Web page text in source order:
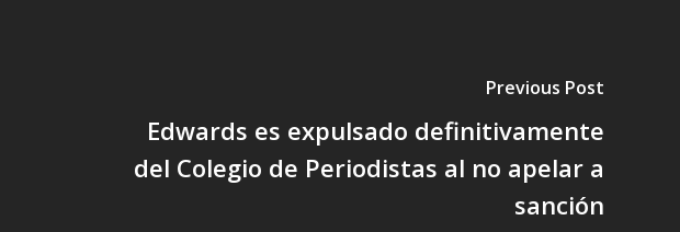
Previous Post
Edwards es expulsado definitivamente
del Colegio de Periodistas al no apelar a
sanción